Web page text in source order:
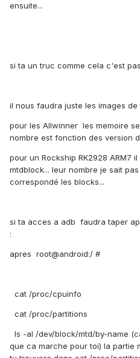
ensuite...
si ta un truc comme cela c'est
il nous faudra juste les images de
pour les Allwinner les memoire se
nombre est fonction des version
pour un Rockship RK2928 ARM7
mtdblock... leur nombre je sait
correspondé les blocks...
si ta acces a adb faudra taper
:
apres root@android:/ #
cat /proc/cpuinfo
cat /proc/partitions
ls -al /dev/block/mtd/by-name
que ca marche pour toi) la partie